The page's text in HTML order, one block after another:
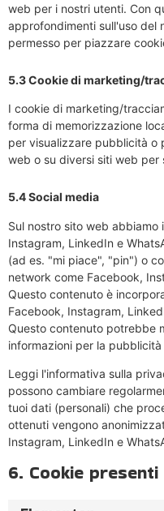
web per i nostri utenti. Con
approfondimenti sull'uso del
permesso per piazzare
5.3 Cookie di marketing/
I cookie di marketing/
forma di memorizzazione
per visualizzare pubblicità o
web o su diversi siti web per
5.4 Social media
Sul nostro sito web
Instagram, LinkedIn e
(ad es. "mi piace", "pin") o
network come Facebook,
Questo contenuto è
Facebook, Instagram,
Questo contenuto potrebbe
informazioni per la
Leggi l'informativa sulla
possono cambiare
tuoi dati (personali) che
ottenuti vengono
Instagram, LinkedIn e
6. Cookie presenti